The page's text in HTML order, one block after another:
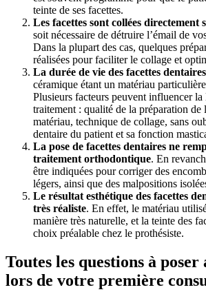
teinte de ses facettes.
Les facettes sont collées directement
soit nécessaire de détruire l’émail de
Dans la plupart des cas, quelques
réalisées pour faciliter le collage et
La durée de vie des facettes
céramique étant un matériau
Plusieurs facteurs peuvent influencer
traitement : qualité de la préparation de
matériau, technique de collage, sans
dentaire du patient et sa fonction
La pose de facettes dentaires ne
traitement orthodontique. En
être indiquées pour corriger des
légers, ainsi que des malpositions
Le résultat esthétique des facettes
très réaliste. En effet, le matériau
manière très naturelle, et la teinte des
choix préalable chez le prothésiste.
Toutes les questions à
lors de votre première